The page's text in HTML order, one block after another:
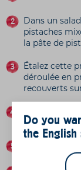
Dans un
pistaches
la pâte de
Étalez cette
déroulée en
recouverts
Cachez la
feuilletée.
Do you
the English